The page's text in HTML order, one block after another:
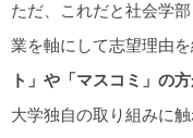
ただ、これだと社会学
業を軸にして志望理由
ト」や「マスコミ」の
大学独自の取り組みに